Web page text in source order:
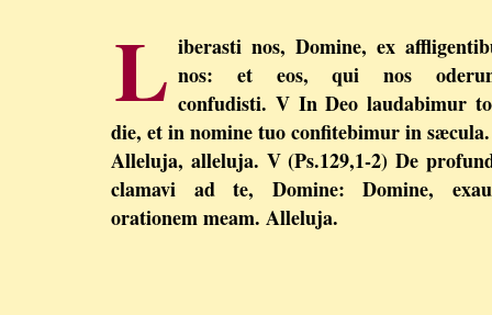
L iberasti nos, Domine, ex
nos: et eos, qui nos
confudisti. V In Deo laudabimur
die, et in nomine tuo confitebimur in sæcula.
Alleluja, alleluja. V (Ps.129,1-2) De
clamavi ad te, Domine: Domine,
orationem meam. Alleluja.